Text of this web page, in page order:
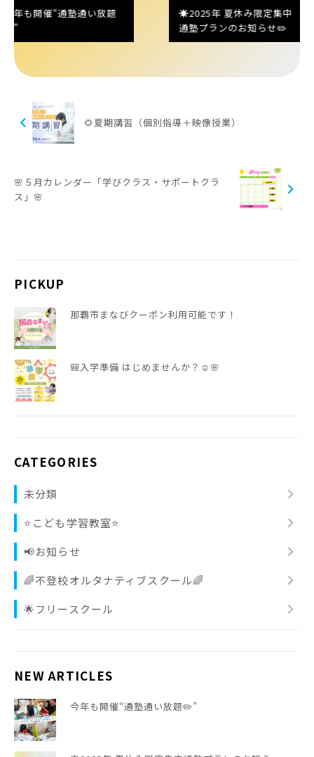
PICKUP
那覇市まなびクーポン利用可能です！
🎒入学準備 はじめませんか？☺️🌸
CATEGORIES
未分類 chevron_right
⭐️こども学習教室⭐️ chevron_right
📢お知らせ chevron_right
🌈不登校オルタナティブスクール🌈 chevron_right
🌟フリースクール chevron_right
NEW ARTICLES
今年も開催“通塾通い放題✏️”
年も開催“通塾通い放題
☀️2025年 夏休み限定集中
通塾プランのお知らせ✏️
chevron_left 🌻夏期講習（個別指導＋映像授業）
🌸５月カレンダー「学びクラス・サポートクラ
ス」🌸
chevron_right